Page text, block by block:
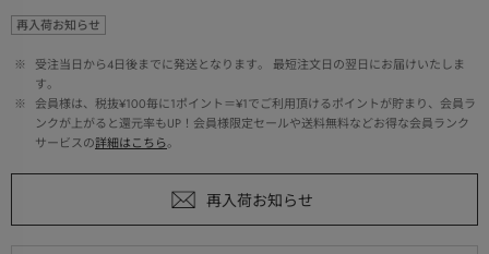
再入荷お知らせ
※
受注当日から4日後までに発送となります。 最短注文日の翌日にお届けいたしま
す。
※
会員様は、税抜¥100毎に1ポイント＝¥1でご利用頂けるポイントが貯まり、会員ラ
ンクが上がると還元率もUP！会員様限定セールや送料無料などお得な会員ランク
サービスの詳細はこちら。